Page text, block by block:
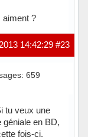
aiment ?
#23
14:42:29
659
tu veux une
géniale en BD,
fois-ci,